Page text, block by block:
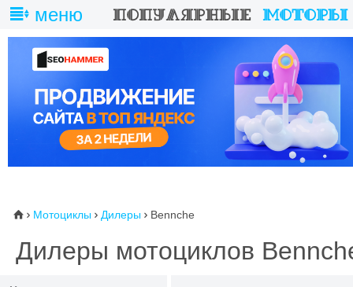
меню
⌂  Мотоциклы  Дилеры  Bennche
Дилеры мотоциклов